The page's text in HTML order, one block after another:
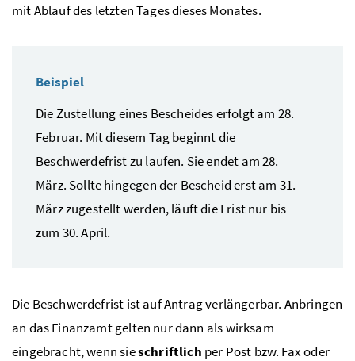
mit Ablauf des letzten Tages dieses Monates.
Beispiel
Die Zustellung eines Bescheides erfolgt am 28.
Februar. Mit diesem Tag beginnt die
Beschwerdefrist zu laufen. Sie endet am 28.
März. Sollte hingegen der Bescheid erst am 31.
März zugestellt werden, läuft die Frist nur bis
zum 30. April.
Die Beschwerdefrist ist auf Antrag verlängerbar. Anbringen
an das Finanzamt gelten nur dann als wirksam
eingebracht, wenn sieschriftlich per Post bzw. Fax oder